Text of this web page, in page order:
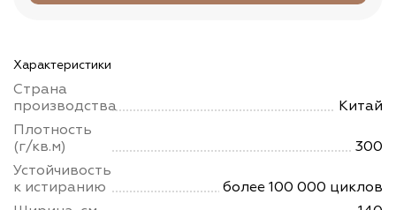
Характеристики
Страна
производства
Китай
Плотность
(г/кв.м)
300
Устойчивость
к истиранию
более 100 000 циклов